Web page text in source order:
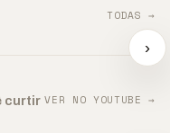
TODAS →
📢 Noite
chega
oração
›
curtir VER NO YOUTUBE →